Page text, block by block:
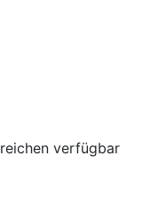
verfügbar